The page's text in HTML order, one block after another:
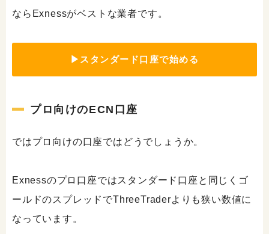
ならExnessがベストな業者です。
▶スタンダード口座で始める
プロ向けのECN口座
ではプロ向けの口座ではどうでしょうか。
Exnessのプロ口座ではスタンダード口座と同じくゴ
ールドのスプレッドでThreeTraderよりも狭い数値に
なっています。